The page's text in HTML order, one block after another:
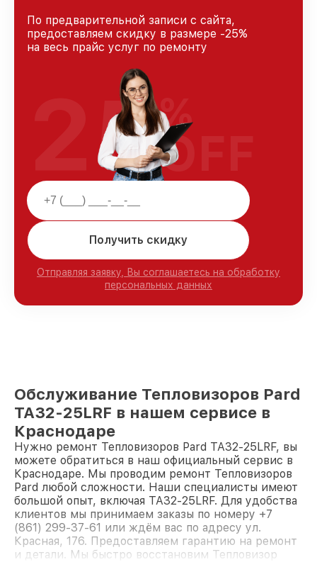
По предварительной записи с сайта,
предоставляем скидку в размере -25%
на весь прайс услуг по ремонту
Получить скидку
Отправляя заявку, Вы соглашаетесь на обработку
персональных данных
25%
OFF
Обслуживание Тепловизоров Pard
TA32-25LRF в нашем сервисе в
Краснодаре
Нужно ремонт Тепловизоров Pard TA32-25LRF, вы
можете обратиться в наш официальный сервис в
Краснодаре. Мы проводим ремонт Тепловизоров
Pard любой сложности. Наши специалисты имеют
большой опыт, включая TA32-25LRF. Для удобства
клиентов мы принимаем заказы по номеру +7
(861) 299-37-61 или ждём вас по адресу ул.
Красная, 176. Предоставляем гарантию на ремонт
и детали. Мы быстро восстановим Тепловизор